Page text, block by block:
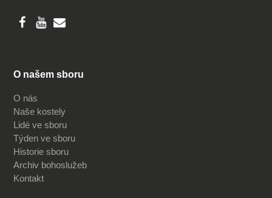
O našem sboru
O nás
Naše kostely
Lidé ve sboru
Týden ve sboru
Historie sboru
Archiv bohoslužeb
Kontakt